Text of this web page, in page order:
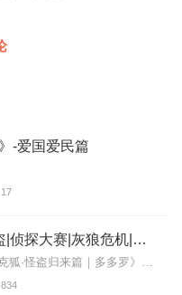
-爱国爱民篇
17
神探迈克狐· 千面怪盗|侦探大赛|灰狼危机|多多罗
新专辑点击收听《神探迈克狐·怪盗归来篇｜多多罗》！！！>>>点击进入主播橱窗购买《神探迈克狐》系列图书吧!<<<多多罗故事【点击前往】收听多多罗其他好玩有趣的故...
834